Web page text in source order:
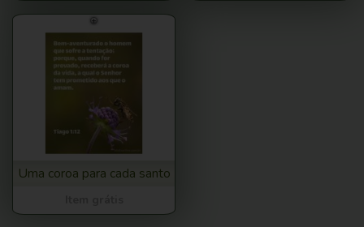
Uma coroa para cada santo